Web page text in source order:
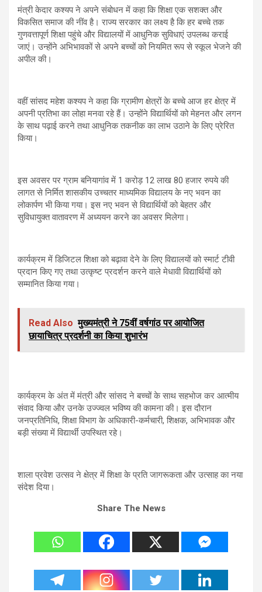
मंत्री केदार कश्यप ने अपने संबोधन में कहा कि शिक्षा एक सशक्त और
विकसित समाज की नींव है। राज्य सरकार का लक्ष्य है कि हर बच्चे तक
गुणवत्तापूर्ण शिक्षा पहुंचे और विद्यालयों में आधुनिक सुविधाएं उपलब्ध कराई
जाएं। उन्होंने अभिभावकों से अपने बच्चों को नियमित रूप से स्कूल भेजने की
अपील की।
वहीं सांसद महेश कश्यप ने कहा कि ग्रामीण क्षेत्रों के बच्चे आज हर क्षेत्र में
अपनी प्रतिभा का लोहा मनवा रहे हैं। उन्होंने विद्यार्थियों को मेहनत और लगन
के साथ पढ़ाई करने तथा आधुनिक तकनीक का लाभ उठाने के लिए प्रेरित
किया।
इस अवसर पर ग्राम बनियागांव में 1 करोड़ 12 लाख 80 हजार रुपये की
लागत से निर्मित शासकीय उच्चतर माध्यमिक विद्यालय के नए भवन का
लोकार्पण भी किया गया। इस नए भवन से विद्यार्थियों को बेहतर और
सुविधायुक्त वातावरण में अध्ययन करने का अवसर मिलेगा।
कार्यक्रम में डिजिटल शिक्षा को बढ़ावा देने के लिए विद्यालयों को स्मार्ट टीवी
प्रदान किए गए तथा उत्कृष्ट प्रदर्शन करने वाले मेधावी विद्यार्थियों को
सम्मानित किया गया।
Read Also मुख्यमंत्री ने 75वीं वर्षगांठ पर आयोजित
छायाचित्र प्रदर्शनी का किया शुभारंभ
कार्यक्रम के अंत में मंत्री और सांसद ने बच्चों के साथ सहभोज कर आत्मीय
संवाद किया और उनके उज्ज्वल भविष्य की कामना की। इस दौरान
जनप्रतिनिधि, शिक्षा विभाग के अधिकारी-कर्मचारी, शिक्षक, अभिभावक और
बड़ी संख्या में विद्यार्थी उपस्थित रहे।
शाला प्रवेश उत्सव ने क्षेत्र में शिक्षा के प्रति जागरूकता और उत्साह का नया
संदेश दिया।
Share The News